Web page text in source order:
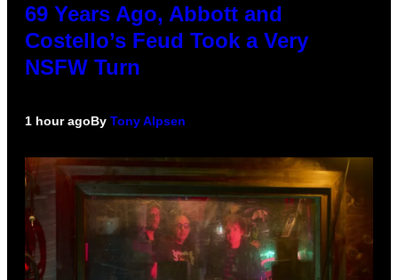
69 Years Ago, Abbott and
Costello’s Feud Took a Very
NSFW Turn
1 hour agoBy Tony Alpsen